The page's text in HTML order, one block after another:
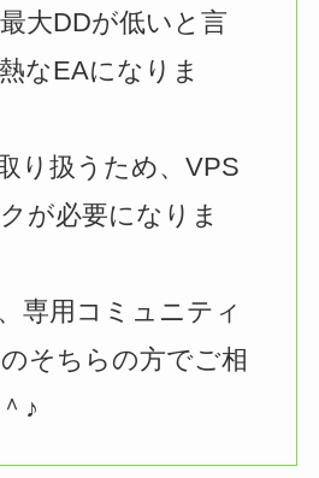
大DDが低いと言
なEAになりま
り扱うため、VPS
が必要になりま
専用コミュニティ
そちらの方でご相
♪